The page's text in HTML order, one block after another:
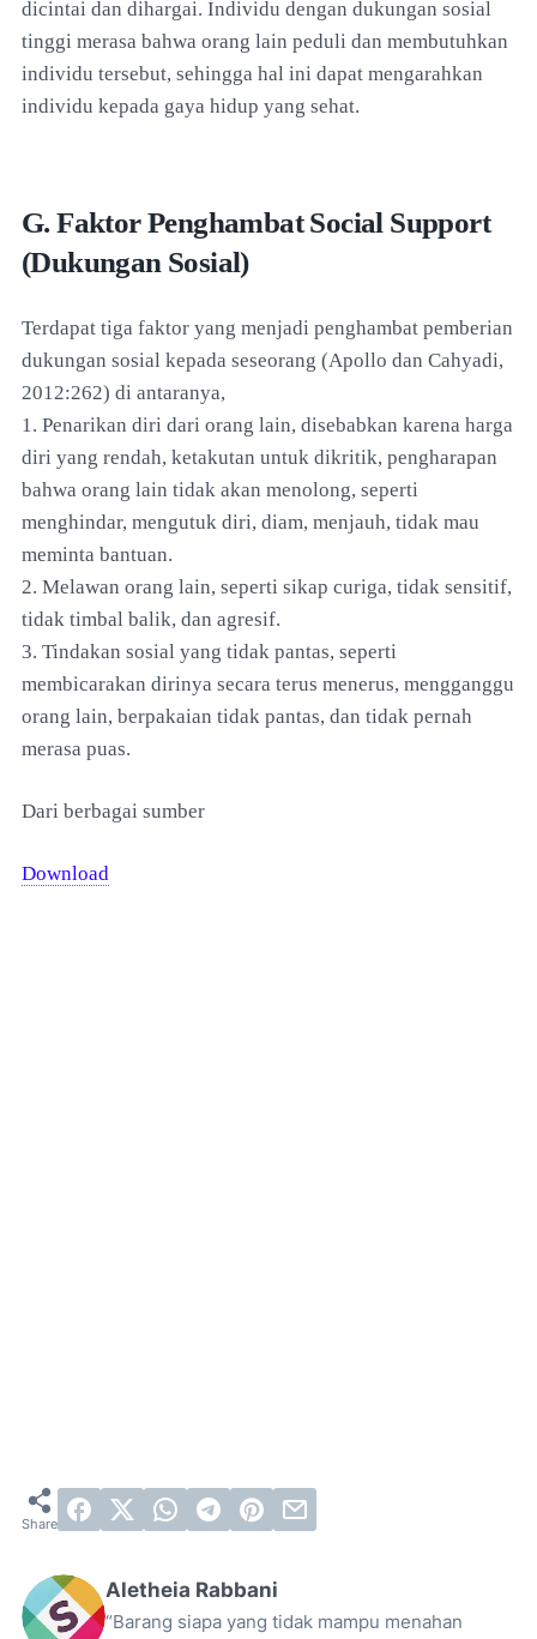
dicintai dan dihargai. Individu dengan dukungan sosial
tinggi merasa bahwa orang lain peduli dan membutuhkan
individu tersebut, sehingga hal ini dapat mengarahkan
individu kepada gaya hidup yang sehat.
G. Faktor Penghambat Social Support
(Dukungan Sosial)
Terdapat tiga faktor yang menjadi penghambat pemberian
dukungan sosial kepada seseorang (Apollo dan Cahyadi,
2012:262) di antaranya,
1. Penarikan diri dari orang lain, disebabkan karena harga
diri yang rendah, ketakutan untuk dikritik, pengharapan
bahwa orang lain tidak akan menolong, seperti
menghindar, mengutuk diri, diam, menjauh, tidak mau
meminta bantuan.
2. Melawan orang lain, seperti sikap curiga, tidak sensitif,
tidak timbal balik, dan agresif.
3. Tindakan sosial yang tidak pantas, seperti
membicarakan dirinya secara terus menerus, mengganggu
orang lain, berpakaian tidak pantas, dan tidak pernah
merasa puas.
Dari berbagai sumber
Download
Aletheia Rabbani
“Barang siapa yang tidak mampu menahan